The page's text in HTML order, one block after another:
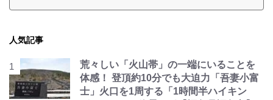
人気記事
荒々しい「火山帯」の一端にいることを
体感！ 登頂約10分でも大迫力「吾妻小富
士」火口を1周する「1時間半ハイキン